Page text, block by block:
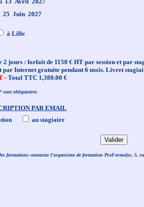
25 Juin 2027
à Lille
2 jours : forfait de 1150 € HT par session et par
par Internet gratuite pendant 6 mois. Livret
- Total TTC 1,380.00 €
sont obligatoires
PAR EMAIL
au stagiaire
formations contactez l'organisme de formation ProFormalys, 5,